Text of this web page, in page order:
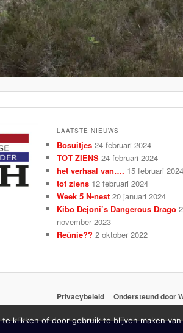
LAATSTE NIEUWS
Bosuitjes 24 februari 2024
TOT ZIENS 24 februari 2024
het verhaal van…. 15 februari 2024
tot ziens 12 februari 2024
Week 5 N-nest 20 januari 2024
Kibo Dejoni’s Dangerous Drago
november 2023
Reünie?? 2 oktober 2022
Privacybeleid Ondersteund door
klikken of door gebruik te blijven maken